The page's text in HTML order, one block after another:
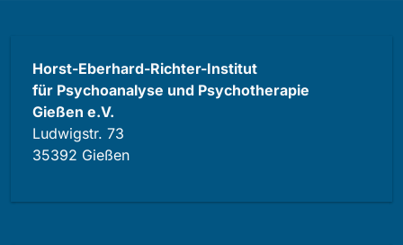
Horst-Eberhard-Richter-Institut
für Psychoanalyse und Psychotherapie
Gießen e.V.
Ludwigstr. 73
35392 Gießen